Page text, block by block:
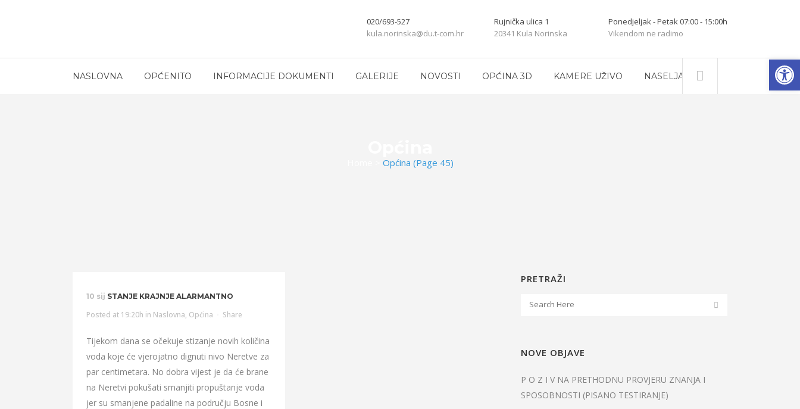
020/693-527
kula.norinska@du.t-com.hr
Rujnička ulica 1
20341 Kula Norinska
Ponedjeljak - Petak 07:00 - 15:00h
Vikendom ne radimo
NASLOVNA OPĆENITO INFORMACIJE DOKUMENTI GALERIJE NOVOSTI OPĆINA 3D KAMERE UŽIVO NASELJA
Općina (Page 45)
10 sij STANJE KRAJNJE ALARMANTNO
Posted at 19:20h in Naslovna, Općina Share
Tijekom dana se očekuje stizanje novih količina
voda koje će vjerojatno dignuti nivo Neretve za
par centimetara. No dobra vijest je da će brane
na Neretvi pokušati smanjiti propuštanje voda
jer su smanjene padaline na području Bosne i
PRETRAŽI
NOVE OBJAVE
P O Z I V NA PRETHODNU PROVJERU ZNANJA I
SPOSOBNOSTI (PISANO TESTIRANJE)